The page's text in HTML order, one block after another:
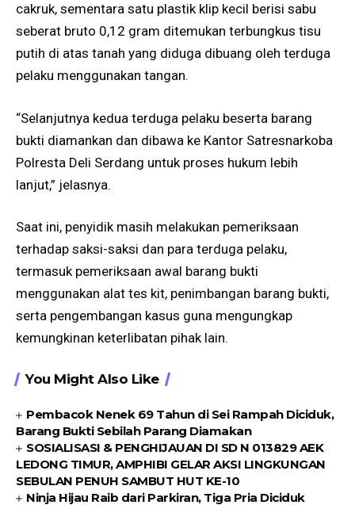
cakruk, sementara satu plastik klip kecil berisi sabu
seberat bruto 0,12 gram ditemukan terbungkus tisu
putih di atas tanah yang diduga dibuang oleh terduga
pelaku menggunakan tangan.
“Selanjutnya kedua terduga pelaku beserta barang
bukti diamankan dan dibawa ke Kantor Satresnarkoba
Polresta Deli Serdang untuk proses hukum lebih
lanjut,” jelasnya.
Saat ini, penyidik masih melakukan pemeriksaan
terhadap saksi-saksi dan para terduga pelaku,
termasuk pemeriksaan awal barang bukti
menggunakan alat tes kit, penimbangan barang bukti,
serta pengembangan kasus guna mengungkap
kemungkinan keterlibatan pihak lain.
You Might Also Like
Pembacok Nenek 69 Tahun di Sei Rampah Diciduk,
Barang Bukti Sebilah Parang Diamakan
SOSIALISASI & PENGHIJAUAN DI SD N 013829 AEK
LEDONG TIMUR, AMPHIBI GELAR AKSI LINGKUNGAN
SEBULAN PENUH SAMBUT HUT KE-10
Ninja Hijau Raib dari Parkiran, Tiga Pria Diciduk